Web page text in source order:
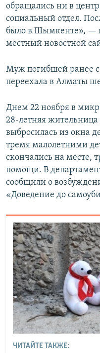
обращались ни в
социальный отдел.
было в Шымкенте», —
местный новостной
Муж погибшей ранее
переехала в Алматы
Днем 22 ноября в
28-летняя жительница
выбросилась из окна
тремя малолетними
скончались на месте,
помощи. В
сообщили о
«Доведение до
ЧИТАЙТЕ ТАКЖЕ: